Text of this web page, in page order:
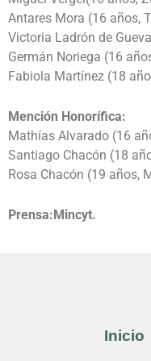
Antares Mora (16 años,
Victoria Ladrón de
Germán Noriega (16
Fabiola Martínez (18
Mención Honorífica:
Mathías Alvarado (16
Santiago Chacón (18
Rosa Chacón (19 años,
Prensa:Mincyt.
Inicio